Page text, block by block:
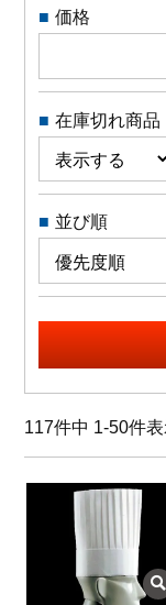
facebook
お問い合わ
プライバシ
価格
在庫切れ商品
並び順
117件中 1-50件